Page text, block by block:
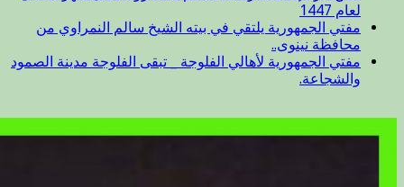
لعام 1447
مفتي الجمهورية يلتقي في بيته الشيخ سالم النمراوي من
محافظة نينوى..
مفتي الجمهورية لأهالي الفلوجة _ تبقى الفلوجة مدينة الصمود
والشجاعة.